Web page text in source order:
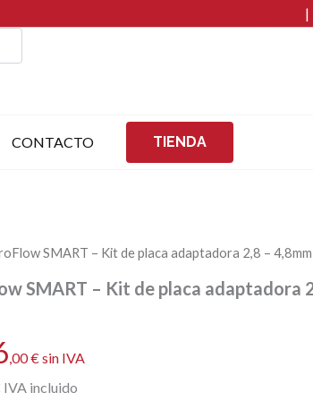
|
CONTACTO TIENDA
SMART – Kit de placa adaptadora 2,8 – 4,8mm
SMART – Kit de placa adaptadora
,00€sin IVA
IVA incluido